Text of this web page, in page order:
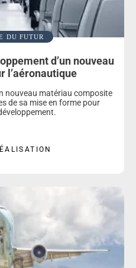
DU FUTUR
d’un nouveau
l’aéronautique
nouveau matériau composite
de sa mise en forme pour